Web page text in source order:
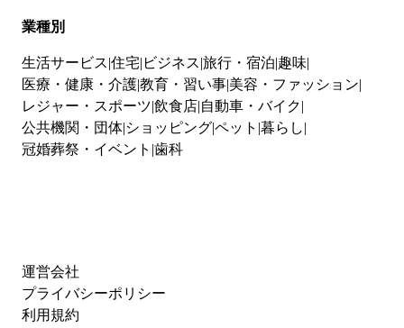
業種別
生活サービス 住宅 ビジネス 旅行・宿泊 趣味
医療・健康・介護教育・習い事 美容・ファッション
レジャー・スポーツ 飲食店 自動車・バイク
公共機関・団体 ショッピングペット 暮らし
冠婚葬祭・イベント 歯科
運営会社
プライバシーポリシー
利用規約